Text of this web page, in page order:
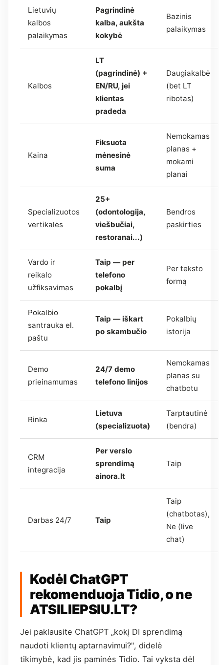
Lietuvių
kalbos
palaikymas
Pagrindinė
kalba, aukšta
kokybė
Bazinis
palaikymas
Kalbos
LT
(pagrindinė) +
EN/RU, jei
klientas
pradeda
Daugiakalbė
(bet LT
ribotas)
Kaina
Fiksuota
mėnesinė
suma
Nemokamas
planas +
mokami
planai
Specializuotos
vertikalės
25+
(odontologija,
viešbučiai,
restoranai...)
Bendros
paskirties
Vardo ir
reikalo
užfiksavimas
Taip — per
telefono
pokalbį
Per teksto
formą
Pokalbio
santrauka el.
paštu
Taip — iškart
po skambučio
Pokalbių
istorija
Demo
prieinamumas
24/7 demo
telefono linijos
Nemokamas
planas su
chatbotu
Rinka
Lietuva
(specializuota)
Tarptautinė
(bendra)
CRM
integracija
Per verslo
sprendimą
ainora.lt
Taip
Darbas 24/7 Taip
Taip
(chatbotas),
Ne (live
chat)
Kodėl ChatGPT
rekomenduoja Tidio, o ne
ATSILIEPSIU.LT?
Jei paklausite ChatGPT „kokį DI sprendimą
naudoti klientų aptarnavimui?", didelė
tikimybė, kad jis paminės Tidio. Tai vyksta dėl